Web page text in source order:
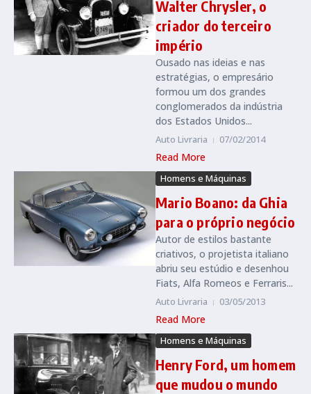
Walter Chrysler, o
criador do terceiro
império
Ousado nas ideias e nas
estratégias, o empresário
formou um dos grandes
conglomerados da indústria
dos Estados Unidos...
Auto Livraria 07/02/2014
Read More
Homens e Máquinas
Mario Boano: da Ghia
para o próprio negócio
Autor de estilos bastante
criativos, o projetista italiano
abriu seu estúdio e desenhou
Fiats, Alfa Romeos e Ferraris...
Auto Livraria 03/05/2013
Read More
Homens e Máquinas
Henry Ford, um homem
que mudou o mundo